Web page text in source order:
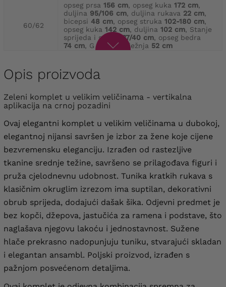
60/62
opseg prsa 156 cm, opseg kuka 172 cm,
duljina 95/106 cm, duljina rukava 22 cm,
bicepsi 48 cm, opseg struka 102-180 cm,
opseg kuka 142 cm, duljina 102 cm, Stanje
sprijeda i straga
37/40 cm, opseg bedra
74 cm, G - opseg gležnja 52 cm
Opis proizvoda
Zeleni komplet u velikim veličinama - vertikalna
aplikacija na crnoj pozadini
Ovaj elegantni komplet u velikim veličinama u dubokoj,
elegantnoj nijansi savršen je izbor za žene koje cijene
bezvremensku eleganciju. Izrađen od rastezljive
tkanine srednje težine, savršeno se prilagođava figuri i
pruža cjelodnevnu udobnost. Tunika kratkih rukava s
klasičnim okruglim izrezom ima suptilan, dekorativni
obrub sprijeda, dodajući dašak šika. Odjevni predmet je
bez kopči, džepova, jastučića za ramena i podstave, što
naglašava njegovu lakoću i jednostavnost. Sužene
hlače prekrasno nadopunjuju tuniku, stvarajući skladan
i elegantan ansambl. Poljski proizvod, izrađen s
pažnjom posvećenom detaljima.